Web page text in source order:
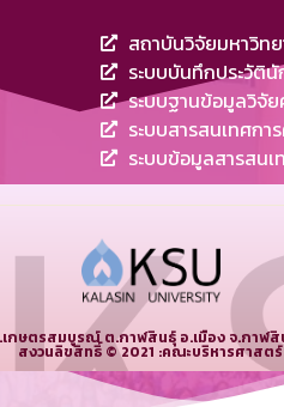
สถาบันวิจัยมหาวิท
ระบบบันทึกประวัติ
ระบบฐานข้อมูลวิจั
ระบบสารสนเทศกา
ระบบข้อมูลสารสน
กษตรสมบูรณ์ ต.กาฬสินธุ์ อ.เมือง จ.กาฬ
สงวนลิขสิทธิ์ © 2021 :คณะบริหารศาสตร์